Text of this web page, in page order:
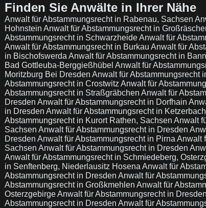
Finden Sie Anwälte in Ihrer Nähe
Anwalt für Abstammungsrecht in Rabenau, Sachsen
Hohnstein Anwalt für Abstammungsrecht in
Abstammungsrecht in SchwarzheideAnwalt für
Anwalt für Abstammungsrecht in Burkau Anwalt für
in Bischofswerda Anwalt für Abstammungsrecht in
Bad Gottleuba-Berggießhübel Anwalt für
Moritzburg Bei Dresden Anwalt für Abstammungsrecht
Abstammungsrecht in Crostwitz Anwalt für
Abstammungsrecht in Straßgräbchen Anwalt für
Dresden Anwalt für Abstammungsrecht in Dorfhain
in Dresden Anwalt für Abstammungsrecht in
Abstammungsrecht in Kurort Rathen, Sachsen Anwalt
Sachsen Anwalt für Abstammungsrecht in Dresden
Dresden Anwalt für Abstammungsrecht in Pirna Anwalt
Sachsen Anwalt für Abstammungsrecht in Dresden
Anwalt für Abstammungsrecht in Schmiedeberg,
in Senftenberg, Niederlausitz Hosena Anwalt für
Abstammungsrecht in Dresden Anwalt für
Abstammungsrecht in Großkmehlen Anwalt für
OsterzgebirgeAnwalt für Abstammungsrecht in Dresden
Abstammungsrecht in Dresden Anwalt für